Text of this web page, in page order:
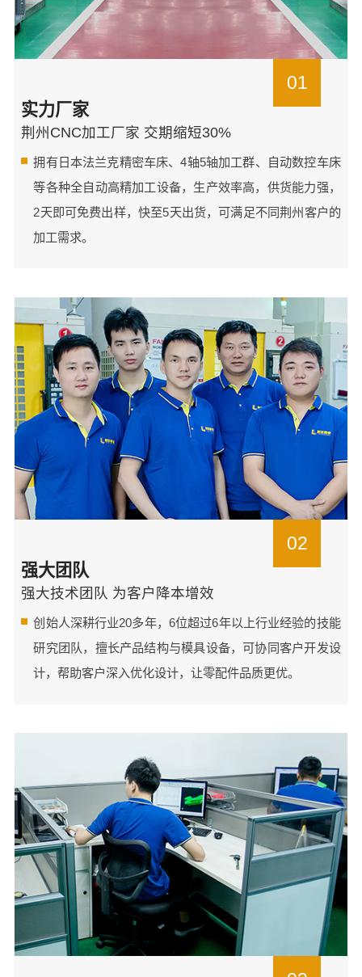
01
实力厂家
荆州CNC加工厂家 交期缩短30%
拥有日本法兰克精密车床、4轴5轴加工群、自动数控车床
等各种全自动高精加工设备，生产效率高，供货能力强，
2天即可免费出样，快至5天出货，可满足不同荆州客户的
加工需求。
02
强大团队
强大技术团队 为客户降本增效
创始人深耕行业20多年，6位超过6年以上行业经验的技能
研究团队，擅长产品结构与模具设备，可协同客户开发设
计，帮助客户深入优化设计，让零配件品质更优。